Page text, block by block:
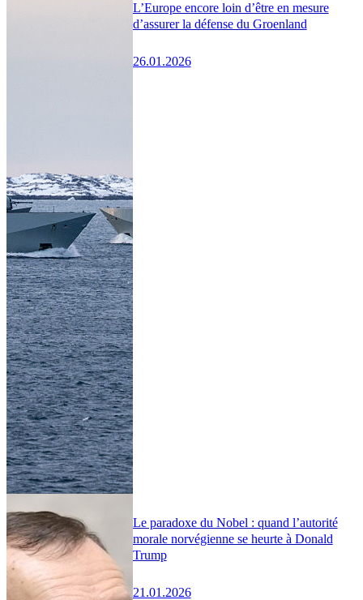
L’Europe encore loin d’être en mesure
d’assurer la défense du Groenland
26.01.2026
Le paradoxe du Nobel : quand l’autorité
morale norvégienne se heurte à Donald
Trump
21.01.2026